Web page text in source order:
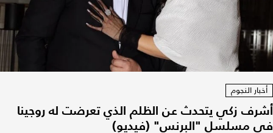
أخبار النجوم
أشرف زكي يتحدث عن الظلم الذي تعرضت له روجينا
في مسلسل "البرنس" (فيديو)